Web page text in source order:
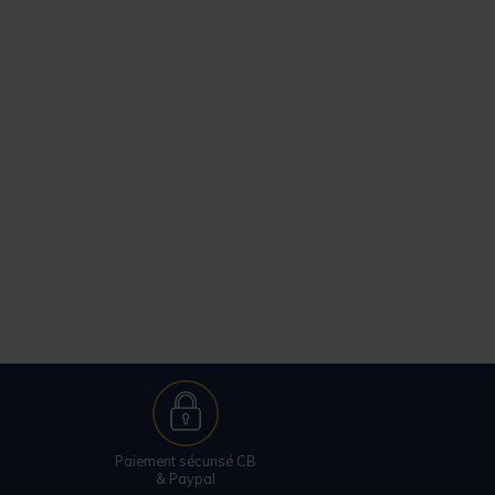
Paiement sécurisé CB
& Paypal